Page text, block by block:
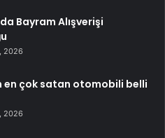
Bayram Alışverişi
2026
en çok satan otomobili belli
2026